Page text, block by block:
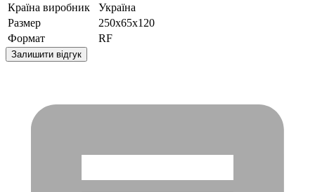
Країна виробник
Україна
Размер
250x65x120
Формат
RF
Залишити відгук